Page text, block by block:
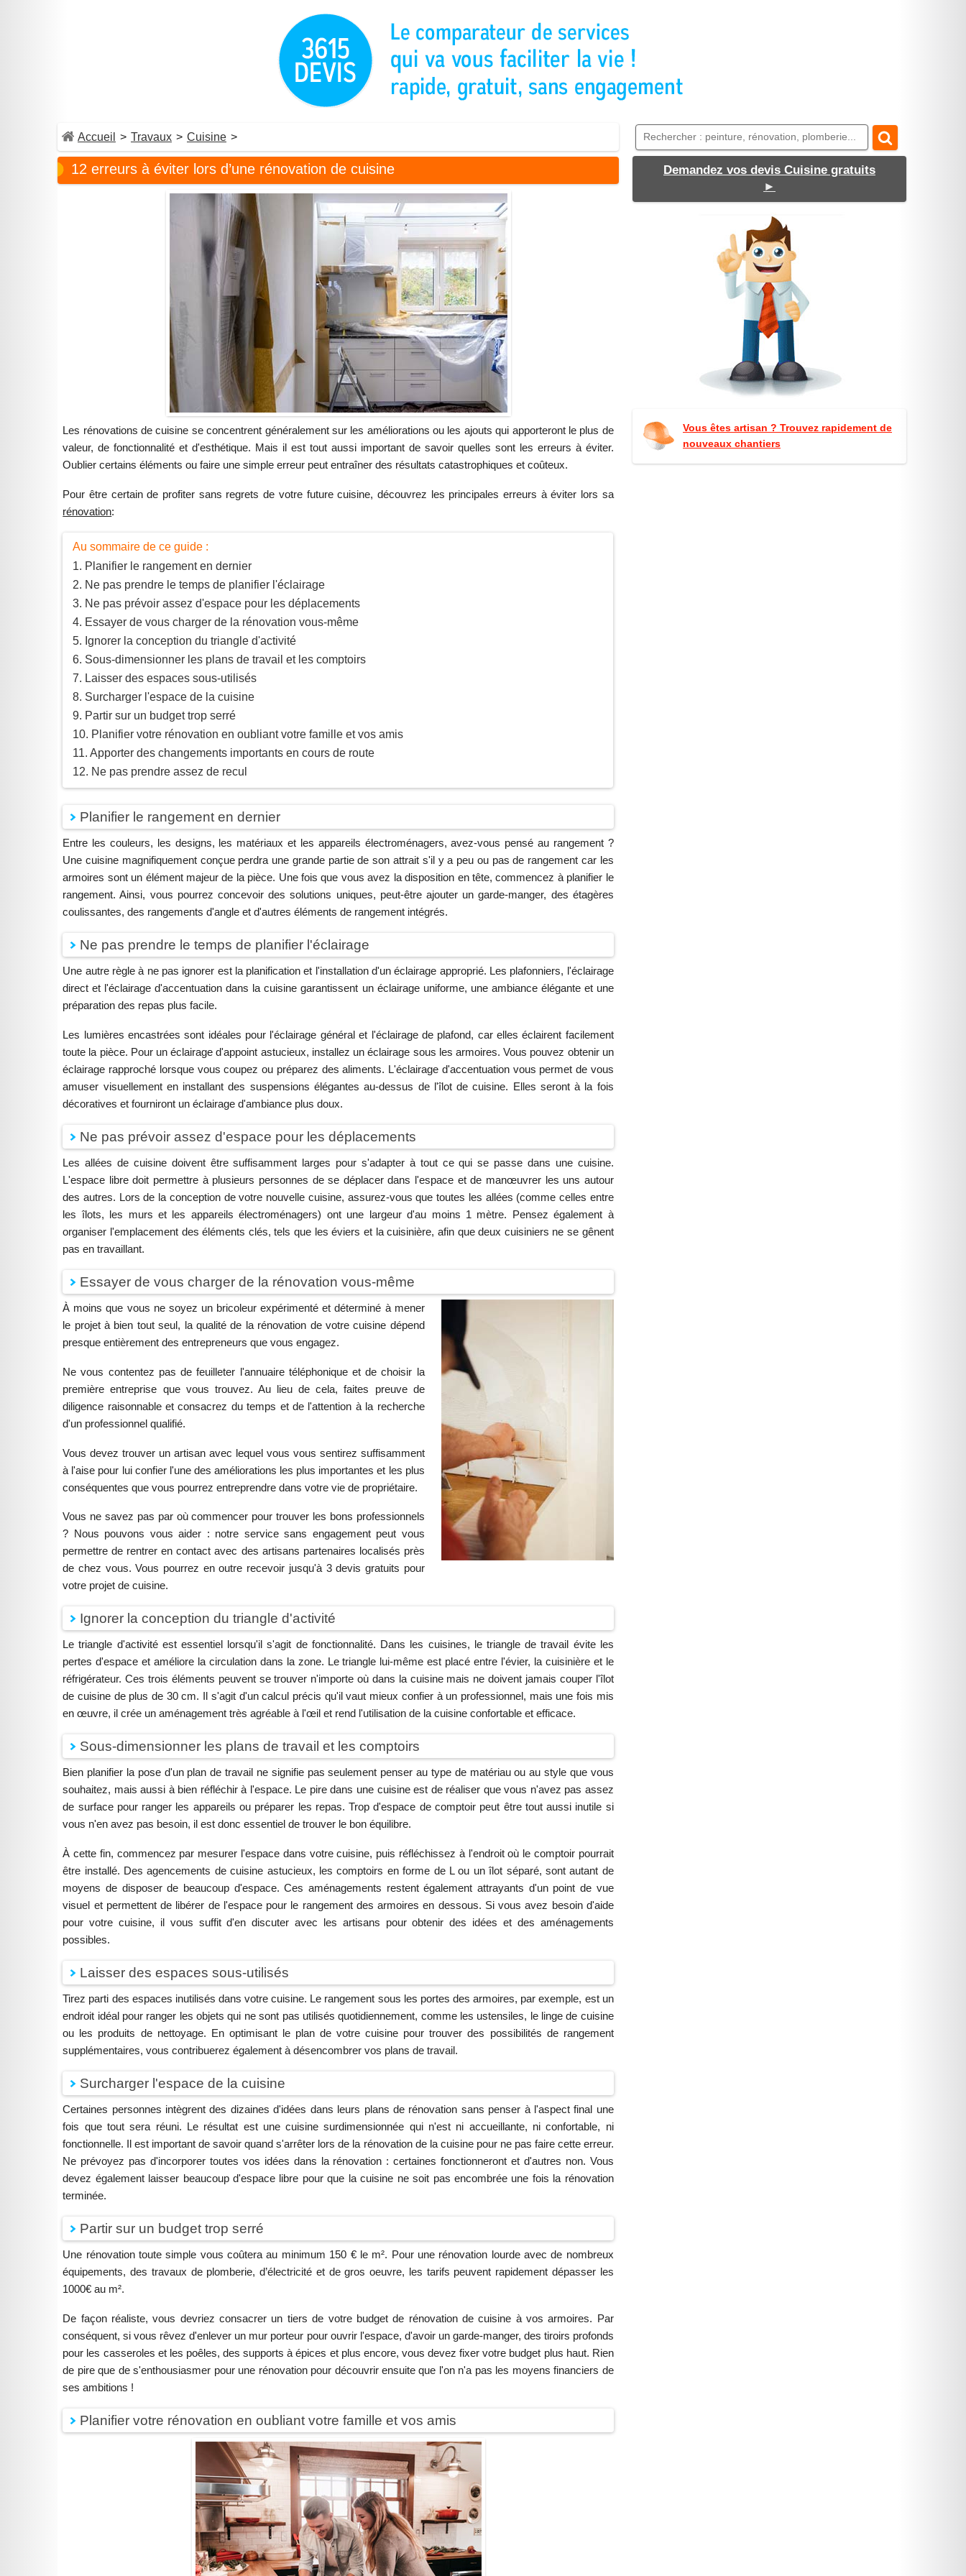
Accueil > Travaux > Cuisine >
12 erreurs à éviter lors d’une rénovation de cuisine
Les rénovations de cuisine se concentrent généralement sur les améliorations ou les ajouts qui apporteront le plus de
valeur, de fonctionnalité et d'esthétique. Mais il est tout aussi important de savoir quelles sont les erreurs à éviter.
Oublier certains éléments ou faire une simple erreur peut entraîner des résultats catastrophiques et coûteux.
Pour être certain de profiter sans regrets de votre future cuisine, découvrez les principales erreurs à éviter lors sa
rénovation:
Au sommaire de ce guide :
Planifier le rangement en dernier
Ne pas prendre le temps de planifier l'éclairage
Ne pas prévoir assez d'espace pour les déplacements
Essayer de vous charger de la rénovation vous-même
Ignorer la conception du triangle d'activité
Sous-dimensionner les plans de travail et les comptoirs
Laisser des espaces sous-utilisés
Surcharger l'espace de la cuisine
Partir sur un budget trop serré
Planifier votre rénovation en oubliant votre famille et vos amis
Apporter des changements importants en cours de route
Ne pas prendre assez de recul
Planifier le rangement en dernier
Entre les couleurs, les designs, les matériaux et les appareils électroménagers, avez-vous pensé au rangement ?
Une cuisine magnifiquement conçue perdra une grande partie de son attrait s'il y a peu ou pas de rangement car les
armoires sont un élément majeur de la pièce. Une fois que vous avez la disposition en tête, commencez à planifier le
rangement. Ainsi, vous pourrez concevoir des solutions uniques, peut-être ajouter un garde-manger, des étagères
coulissantes, des rangements d'angle et d'autres éléments de rangement intégrés.
Ne pas prendre le temps de planifier l'éclairage
Une autre règle à ne pas ignorer est la planification et l'installation d'un éclairage approprié. Les plafonniers, l'éclairage
direct et l'éclairage d'accentuation dans la cuisine garantissent un éclairage uniforme, une ambiance élégante et une
préparation des repas plus facile.
Les lumières encastrées sont idéales pour l'éclairage général et l'éclairage de plafond, car elles éclairent facilement
toute la pièce. Pour un éclairage d'appoint astucieux, installez un éclairage sous les armoires. Vous pouvez obtenir un
éclairage rapproché lorsque vous coupez ou préparez des aliments. L'éclairage d'accentuation vous permet de vous
amuser visuellement en installant des suspensions élégantes au-dessus de l'îlot de cuisine. Elles seront à la fois
décoratives et fourniront un éclairage d'ambiance plus doux.
Ne pas prévoir assez d'espace pour les déplacements
Les allées de cuisine doivent être suffisamment larges pour s'adapter à tout ce qui se passe dans une cuisine.
L'espace libre doit permettre à plusieurs personnes de se déplacer dans l'espace et de manœuvrer les uns autour
des autres. Lors de la conception de votre nouvelle cuisine, assurez-vous que toutes les allées (comme celles entre
les îlots, les murs et les appareils électroménagers) ont une largeur d'au moins 1 mètre. Pensez également à
organiser l'emplacement des éléments clés, tels que les éviers et la cuisinière, afin que deux cuisiniers ne se gênent
pas en travaillant.
Essayer de vous charger de la rénovation vous-même
À moins que vous ne soyez un bricoleur expérimenté et déterminé à mener
le projet à bien tout seul, la qualité de la rénovation de votre cuisine dépend
presque entièrement des entrepreneurs que vous engagez.
Ne vous contentez pas de feuilleter l'annuaire téléphonique et de choisir la
première entreprise que vous trouvez. Au lieu de cela, faites preuve de
diligence raisonnable et consacrez du temps et de l'attention à la recherche
d'un professionnel qualifié.
Vous devez trouver un artisan avec lequel vous vous sentirez suffisamment
à l'aise pour lui confier l'une des améliorations les plus importantes et les plus
conséquentes que vous pourrez entreprendre dans votre vie de propriétaire.
Vous ne savez pas par où commencer pour trouver les bons professionnels
? Nous pouvons vous aider : notre service sans engagement peut vous
permettre de rentrer en contact avec des artisans partenaires localisés près
de chez vous. Vous pourrez en outre recevoir jusqu'à 3 devis gratuits pour
votre projet de cuisine.
Ignorer la conception du triangle d'activité
Le triangle d'activité est essentiel lorsqu'il s'agit de fonctionnalité. Dans les cuisines, le triangle de travail évite les
pertes d'espace et améliore la circulation dans la zone. Le triangle lui-même est placé entre l'évier, la cuisinière et le
réfrigérateur. Ces trois éléments peuvent se trouver n'importe où dans la cuisine mais ne doivent jamais couper l'îlot
de cuisine de plus de 30 cm. Il s'agit d'un calcul précis qu'il vaut mieux confier à un professionnel, mais une fois mis
en œuvre, il crée un aménagement très agréable à l'œil et rend l'utilisation de la cuisine confortable et efficace.
Sous-dimensionner les plans de travail et les comptoirs
Bien planifier la pose d'un plan de travail ne signifie pas seulement penser au type de matériau ou au style que vous
souhaitez, mais aussi à bien réfléchir à l'espace. Le pire dans une cuisine est de réaliser que vous n'avez pas assez
de surface pour ranger les appareils ou préparer les repas. Trop d'espace de comptoir peut être tout aussi inutile si
vous n'en avez pas besoin, il est donc essentiel de trouver le bon équilibre.
À cette fin, commencez par mesurer l'espace dans votre cuisine, puis réfléchissez à l'endroit où le comptoir pourrait
être installé. Des agencements de cuisine astucieux, les comptoirs en forme de L ou un îlot séparé, sont autant de
moyens de disposer de beaucoup d'espace. Ces aménagements restent également attrayants d'un point de vue
visuel et permettent de libérer de l'espace pour le rangement des armoires en dessous. Si vous avez besoin d'aide
pour votre cuisine, il vous suffit d'en discuter avec les artisans pour obtenir des idées et des aménagements
possibles.
Laisser des espaces sous-utilisés
Tirez parti des espaces inutilisés dans votre cuisine. Le rangement sous les portes des armoires, par exemple, est un
endroit idéal pour ranger les objets qui ne sont pas utilisés quotidiennement, comme les ustensiles, le linge de cuisine
ou les produits de nettoyage. En optimisant le plan de votre cuisine pour trouver des possibilités de rangement
supplémentaires, vous contribuerez également à désencombrer vos plans de travail.
Surcharger l'espace de la cuisine
Certaines personnes intègrent des dizaines d'idées dans leurs plans de rénovation sans penser à l'aspect final une
fois que tout sera réuni. Le résultat est une cuisine surdimensionnée qui n'est ni accueillante, ni confortable, ni
fonctionnelle. Il est important de savoir quand s'arrêter lors de la rénovation de la cuisine pour ne pas faire cette erreur.
Ne prévoyez pas d'incorporer toutes vos idées dans la rénovation : certaines fonctionneront et d'autres non. Vous
devez également laisser beaucoup d'espace libre pour que la cuisine ne soit pas encombrée une fois la rénovation
terminée.
Partir sur un budget trop serré
Une rénovation toute simple vous coûtera au minimum 150 € le m². Pour une rénovation lourde avec de nombreux
équipements, des travaux de plomberie, d’électricité et de gros oeuvre, les tarifs peuvent rapidement dépasser les
1000€ au m².
De façon réaliste, vous devriez consacrer un tiers de votre budget de rénovation de cuisine à vos armoires. Par
conséquent, si vous rêvez d'enlever un mur porteur pour ouvrir l'espace, d'avoir un garde-manger, des tiroirs profonds
pour les casseroles et les poêles, des supports à épices et plus encore, vous devez fixer votre budget plus haut. Rien
de pire que de s'enthousiasmer pour une rénovation pour découvrir ensuite que l'on n'a pas les moyens financiers de
ses ambitions !
Planifier votre rénovation en oubliant votre famille et vos amis
Demandez vos devis Cuisine gratuits
►
Vous êtes artisan ? Trouvez rapidement de
nouveaux chantiers